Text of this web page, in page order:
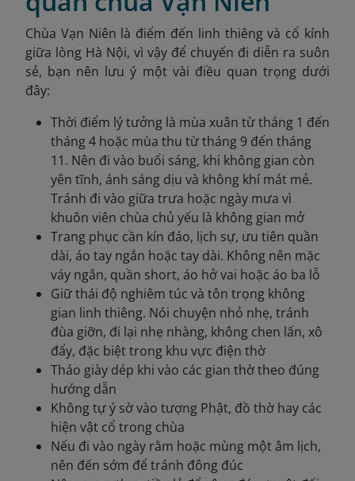
Chùa Vạn Niên là điểm đến linh thiêng và cổ kính
giữa lòng Hà Nội, vì vậy để chuyến đi diễn ra suôn
sẻ, bạn nên lưu ý một vài điều quan trọng dưới
đây:
Thời điểm lý tưởng là mùa xuân từ tháng 1 đến
tháng 4 hoặc mùa thu từ tháng 9 đến tháng
11. Nên đi vào buổi sáng, khi không gian còn
yên tĩnh, ánh sáng dịu và không khí mát mẻ.
Tránh đi vào giữa trưa hoặc ngày mưa vì
khuôn viên chùa chủ yếu là không gian mở
Trang phục cần kín đáo, lịch sự, ưu tiên quần
dài, áo tay ngắn hoặc tay dài. Không nên mặc
váy ngắn, quần short, áo hở vai hoặc áo ba lỗ
Giữ thái độ nghiêm túc và tôn trọng không
gian linh thiêng. Nói chuyện nhỏ nhẹ, tránh
đùa giỡn, đi lại nhẹ nhàng, không chen lấn, xô
đẩy, đặc biệt trong khu vực điện thờ
Tháo giày dép khi vào các gian thờ theo đúng
hướng dẫn
Không tự ý sờ vào tượng Phật, đồ thờ hay các
hiện vật cổ trong chùa
Nếu đi vào ngày rằm hoặc mùng một âm lịch,
nên đến sớm để tránh đông đúc